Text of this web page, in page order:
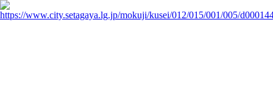
https://www.city.setagaya.lg.jp/mokuji/kusei/012/015/001/005/